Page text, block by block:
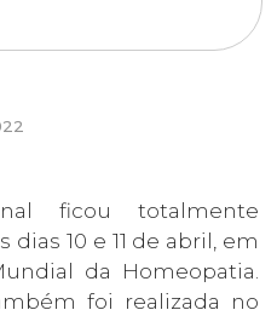
ficou totalmente
10 e 11 de abril, em
da Homeopatia.
foi realizada no